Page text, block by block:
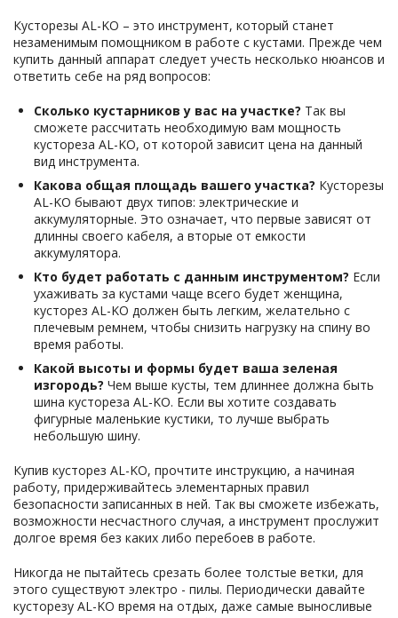
Кусторезы AL-KO – это инструмент, который станет
незаменимым помощником в работе с кустами. Прежде чем
купить данный аппарат следует учесть несколько нюансов и
ответить себе на ряд вопросов:
Сколько кустарников у вас на участке? Так вы
сможете рассчитать необходимую вам мощность
кустореза AL-KO, от которой зависит цена на данный
вид инструмента.
Какова общая площадь вашего участка? Кусторезы
AL-KO бывают двух типов: электрические и
аккумуляторные. Это означает, что первые зависят от
длинны своего кабеля, а вторые от емкости
аккумулятора.
Кто будет работать с данным инструментом? Если
ухаживать за кустами чаще всего будет женщина,
кусторез AL-KO должен быть легким, желательно с
плечевым ремнем, чтобы снизить нагрузку на спину во
время работы.
Какой высоты и формы будет ваша зеленая
изгородь? Чем выше кусты, тем длиннее должна быть
шина кустореза AL-KO. Если вы хотите создавать
фигурные маленькие кустики, то лучше выбрать
небольшую шину.
Купив кусторез AL-KO, прочтите инструкцию, а начиная
работу, придерживайтесь элементарных правил
безопасности записанных в ней. Так вы сможете избежать,
возможности несчастного случая, а инструмент прослужит
долгое время без каких либо перебоев в работе.
Никогда не пытайтесь срезать более толстые ветки, для
этого существуют электро - пилы. Периодически давайте
кусторезу AL-KO время на отдых, даже самые выносливые